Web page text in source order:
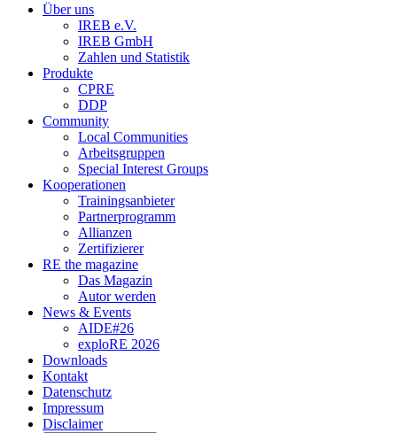
Über uns
IREB e.V.
IREB GmbH
Zahlen und Statistik
Produkte
CPRE
DDP
Community
Local Communities
Arbeitsgruppen
Special Interest Groups
Kooperationen
Trainingsanbieter
Partnerprogramm
Allianzen
Zertifizierer
RE the magazine
Das Magazin
Autor werden
News & Events
AIDE#26
exploRE 2026
Downloads
Kontakt
Datenschutz
Impressum
Disclaimer